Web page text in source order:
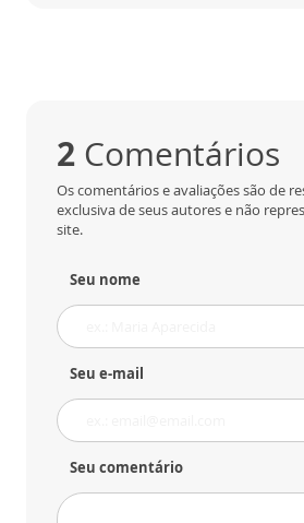
2 Comentários
Os comentários e avaliações são de
exclusiva de seus autores e não
site.
Seu nome
Seu e-mail
Seu comentário